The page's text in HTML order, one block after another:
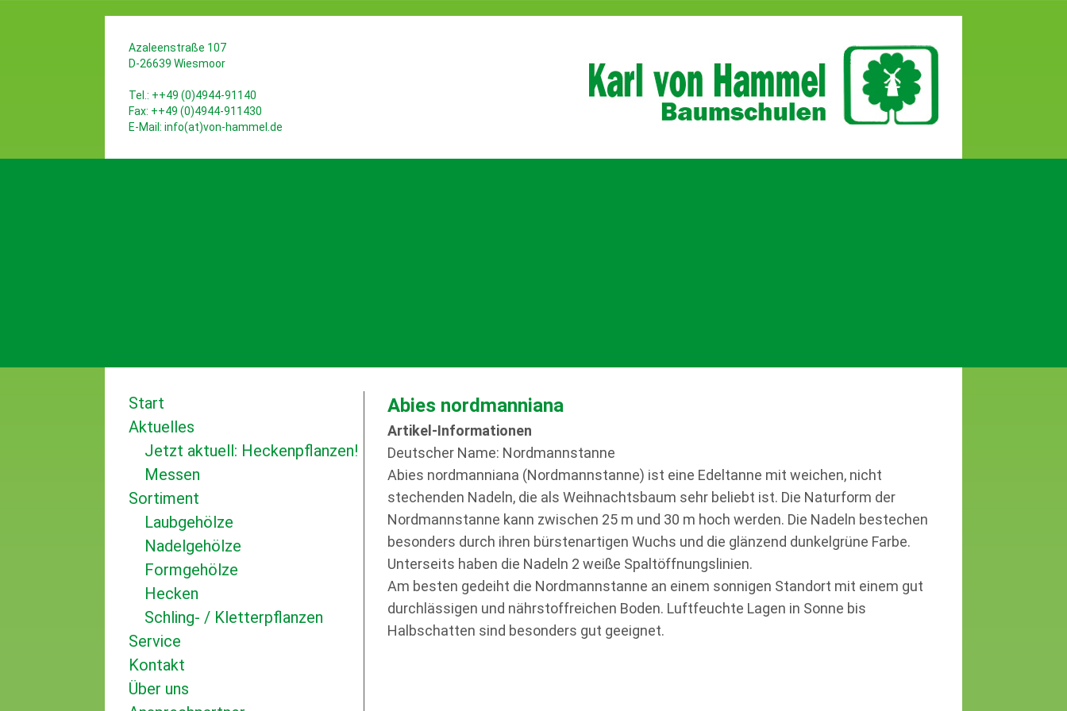
Azaleenstraße 107
D-26639 Wiesmoor
Tel.: ++49 (0)4944-91140
Fax: ++49 (0)4944-911430
E-Mail: info(at)von-hammel.de
Abies nordmanniana
Artikel-Informationen
Deutscher Name: Nordmannstanne
Abies nordmanniana (Nordmannstanne) ist eine Edeltanne mit weichen, nicht
stechenden Nadeln, die als Weihnachtsbaum sehr beliebt ist. Die Naturform der
Nordmannstanne kann zwischen 25 m und 30 m hoch werden. Die Nadeln bestechen
besonders durch ihren bürstenartigen Wuchs und die glänzend dunkelgrüne Farbe.
Unterseits haben die Nadeln 2 weiße Spaltöffnungslinien.
Am besten gedeiht die Nordmannstanne an einem sonnigen Standort mit einem gut
durchlässigen und nährstoffreichen Boden. Luftfeuchte Lagen in Sonne bis
Halbschatten sind besonders gut geeignet.
Start
Aktuelles
Jetzt aktuell: Heckenpflanzen!
Messen
Sortiment
Laubgehölze
Nadelgehölze
Formgehölze
Hecken
Schling- / Kletterpflanzen
Service
Kontakt
Über uns